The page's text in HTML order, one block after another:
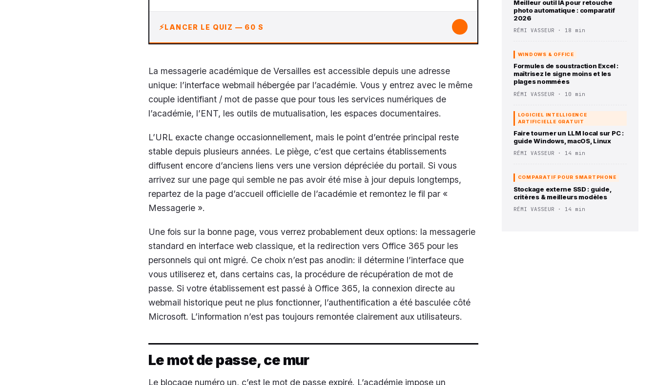
LANCER LE QUIZ — 60 S
La messagerie académique de Versailles est accessible depuis une adresse
unique: l’interface webmail hébergée par l’académie. Vous y entrez avec le même
couple identifiant / mot de passe que pour tous les services numériques de
l’académie, l’ENT, les outils de mutualisation, les espaces documentaires.
L’URL exacte change occasionnellement, mais le point d’entrée principal reste
stable depuis plusieurs années. Le piège, c’est que certains établissements
diffusent encore d’anciens liens vers une version dépréciée du portail. Si vous
arrivez sur une page qui semble ne pas avoir été mise à jour depuis longtemps,
repartez de la page d’accueil officielle de l’académie et remontez le fil par «
Messagerie ».
Une fois sur la bonne page, vous verrez probablement deux options: la messagerie
standard en interface web classique, et la redirection vers Office 365 pour les
personnels qui ont migré. Ce choix n’est pas anodin: il détermine l’interface que
vous utiliserez et, dans certains cas, la procédure de récupération de mot de
passe. Si votre établissement est passé à Office 365, la connexion directe au
webmail historique peut ne plus fonctionner, l’authentification a été basculée côté
Microsoft. L’information n’est pas toujours remontée clairement aux utilisateurs.
Le mot de passe, ce mur
Le blocage numéro un, c’est le mot de passe expiré. L’académie impose un
Meilleur outil IA pour retouche
photo automatique : comparatif
2026
RÉMI VASSEUR · 18 min
WINDOWS & OFFICE
Formules de soustraction Excel :
maîtrisez le signe moins et les
plages nommées
RÉMI VASSEUR · 10 min
LOGICIEL INTELLIGENCE
ARTIFICIELLE GRATUIT
Faire tourner un LLM local sur PC :
guide Windows, macOS, Linux
RÉMI VASSEUR · 14 min
COMPARATIF POUR SMARTPHONE
Stockage externe SSD : guide,
critères & meilleurs modèles
RÉMI VASSEUR · 14 min